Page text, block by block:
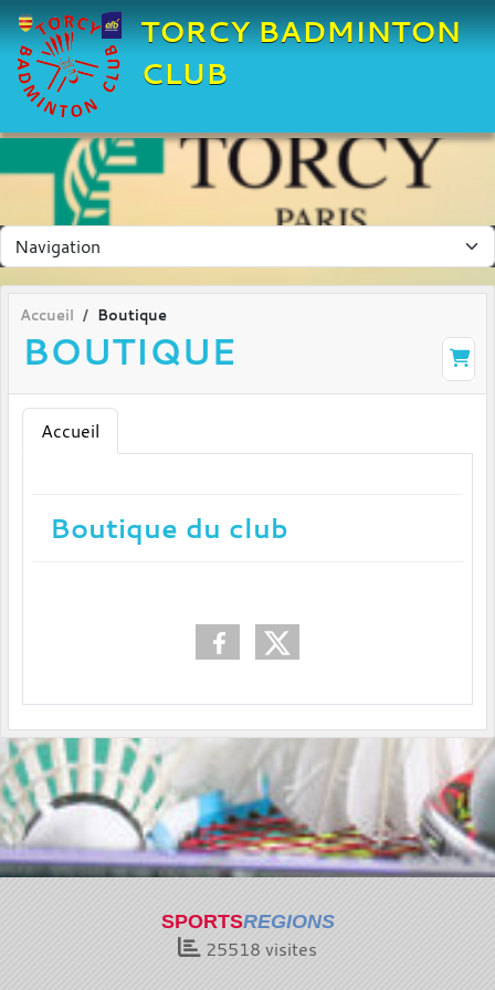
TORCY BADMINTON
CLUB
Accueil Boutique
BOUTIQUE
Accueil
Boutique du club
SPORTSREGIONS
25518 visites
Panneau de gestion des cookies